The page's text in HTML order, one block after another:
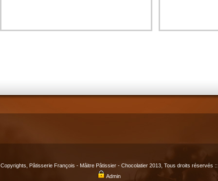
Copyrights, Pâtisserie François - Mâitre Pâtissier - Chocolatier 2013, Tous droits réservés ::
Admin